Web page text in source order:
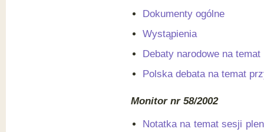
Dokumenty ogólne
Wystąpienia
Debaty narodowe na
Polska debata na temat
Monitor nr 58/2002
Notatka na temat sesji